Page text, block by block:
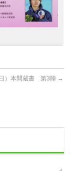
）本間蔵書 第3陣 →